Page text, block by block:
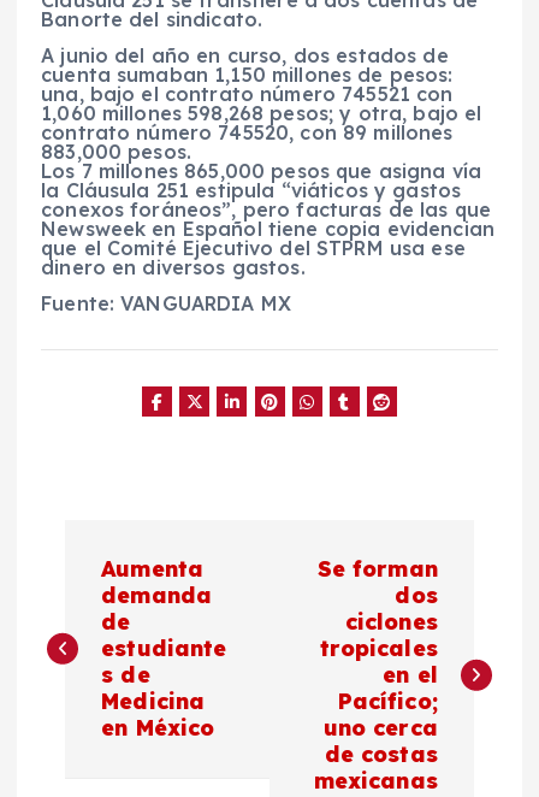
Banorte del sindicato.
A junio del año en curso, dos estados de
cuenta sumaban 1,150 millones de pesos:
una, bajo el contrato número 745521 con
1,060 millones 598,268 pesos; y otra, bajo el
contrato número 745520, con 89 millones
883,000 pesos.
Los 7 millones 865,000 pesos que asigna vía
la Cláusula 251 estipula “viáticos y gastos
conexos foráneos”, pero facturas de las que
Newsweek en Español tiene copia evidencian
que el Comité Ejecutivo del STPRM usa ese
dinero en diversos gastos.
Fuente: VANGUARDIA MX
v
Aumenta
demanda
de
estudiante
s de
Medicina
en México
Se forman
dos
ciclones
tropicales
en el
Pacífico;
uno cerca
de costas
mexicanas